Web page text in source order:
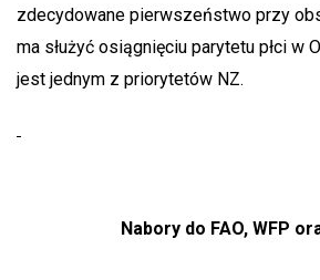
zdecydowane pierwszeństwo przy
ma służyć osiągnięciu parytetu płci w
jest jednym z priorytetów NZ.
Nabory do FAO, WFP